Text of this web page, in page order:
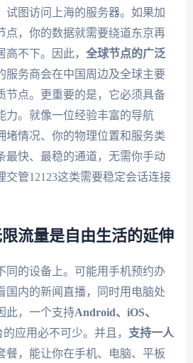
试图访问上海的服务器。如果加
点，你的数据就需要绕道东京再
不下。因此， 全球节点的广泛
服务商会在中国周边及全球主要
节点。更重要的是，它必须具备
力。就像一位经验丰富的导航
堵情况、你的物理位置和服务类
最快、最稳的通道，无需你手动
交管12123这类需要稳定会话连接
流量是自由生活的延伸
同的设备上。可能用手机预约办
国内的新闻直播，同时用电脑处
此，一个支持Android、iOS、
应用必不可少。并且， 支持一人
餐，能让你在手机、电脑、平板